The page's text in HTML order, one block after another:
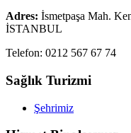
Adres: İsmetpaşa Mah.
İSTANBUL
Telefon: 0212 567 67 74
Sağlık Turizmi
Şehrimiz